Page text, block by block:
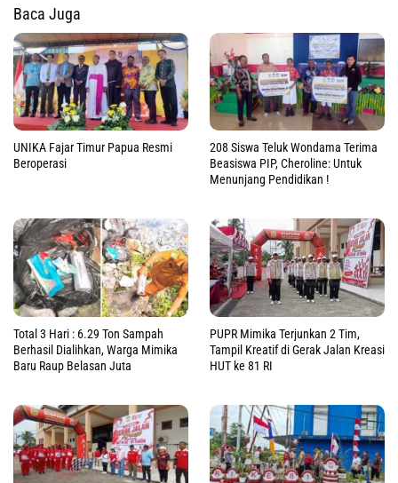
Baca Juga
UNIKA Fajar Timur Papua Resmi
Beroperasi
208 Siswa Teluk Wondama Terima
Beasiswa PIP, Cheroline: Untuk
Menunjang Pendidikan !
Total 3 Hari : 6.29 Ton Sampah
Berhasil Dialihkan, Warga Mimika
Baru Raup Belasan Juta
PUPR Mimika Terjunkan 2 Tim,
Tampil Kreatif di Gerak Jalan Kreasi
HUT ke 81 RI